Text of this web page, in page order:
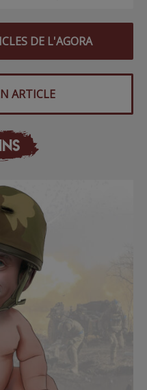
DE L'AGORA
ARTICLE